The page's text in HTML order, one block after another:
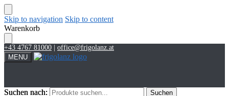
Skip to navigation Skip to content
Warenkorb
+43 4767 81000
office@frigolanz.at
MENU
Suchen nach: Suchen
Suchen nach: Suchen